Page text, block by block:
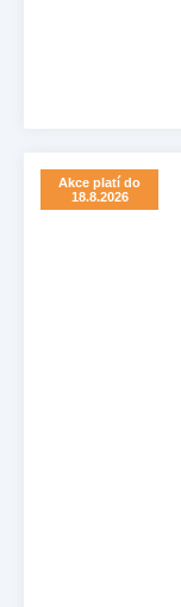
Akce platí do
18.8.2026